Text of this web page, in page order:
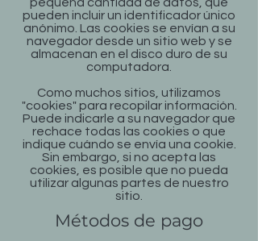
pueden incluir un identificador único
anónimo. Las cookies se envían a su
navegador desde un sitio web y se
almacenan en el disco duro de su
computadora.
Como muchos sitios, utilizamos
"cookies" para recopilar información.
Puede indicarle a su navegador que
rechace todas las cookies o que
indique cuándo se envía una cookie.
Sin embargo, si no acepta las
cookies, es posible que no pueda
utilizar algunas partes de nuestro
sitio.
Métodos de pago